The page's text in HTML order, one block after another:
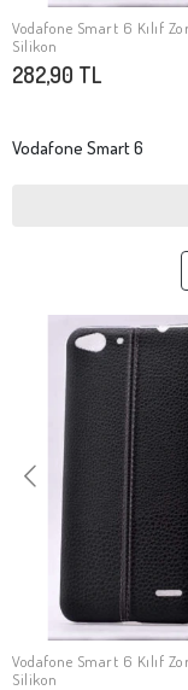
SEPETE EKLE
Vodafone Smart 6 Kılıf
Silikon
282,90 TL
Vodafone Smart 6
SEPETE EKLE
Vodafone Smart 6 Kılıf
Silikon